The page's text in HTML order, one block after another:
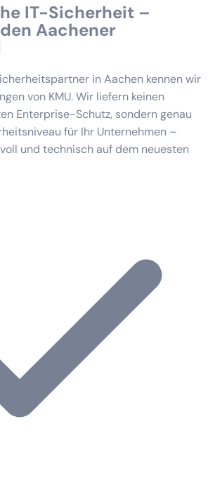
IT-Sicherheit –
Aachener
in Aachen kennen wir
von KMU. Wir liefern keinen
Enterprise-Schutz, sondern genau
für Ihr Unternehmen –
und technisch auf dem neuesten